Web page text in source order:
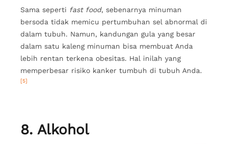
Sama seperti fast food, sebenarnya minuman
bersoda tidak memicu pertumbuhan sel abnormal di
dalam tubuh. Namun, kandungan gula yang besar
dalam satu kaleng minuman bisa membuat Anda
lebih rentan terkena obesitas. Hal inilah yang
memperbesar risiko kanker tumbuh di tubuh Anda.
[5]
8. Alkohol